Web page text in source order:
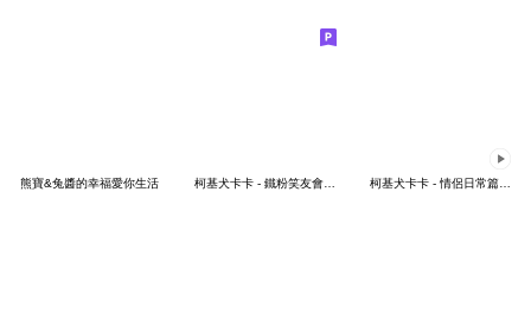
熊寶&兔醬的幸福愛你生活 柯基犬卡卡 - 情侶日常篇(2) ♪